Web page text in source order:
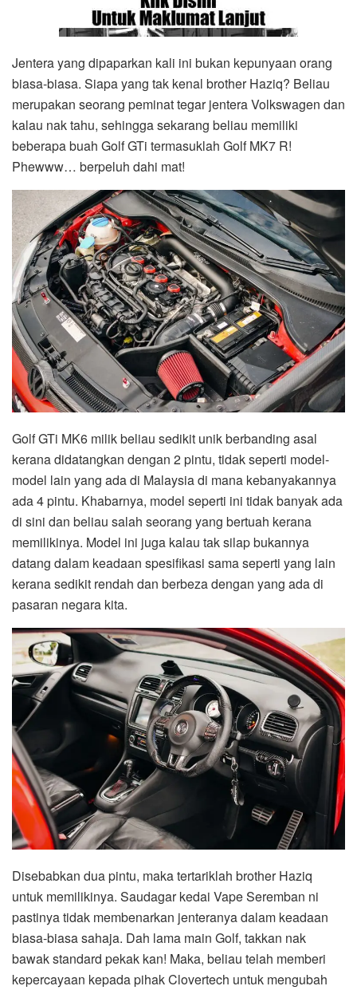
Jentera yang dipaparkan kali ini bukan kepunyaan orang
biasa-biasa. Siapa yang tak kenal brother Haziq? Beliau
merupakan seorang peminat tegar jentera Volkswagen dan
kalau nak tahu, sehingga sekarang beliau memiliki
beberapa buah Golf GTi termasuklah Golf MK7 R!
Phewww… berpeluh dahi mat!
Golf GTi MK6 milik beliau sedikit unik berbanding asal
kerana didatangkan dengan 2 pintu, tidak seperti model-
model lain yang ada di Malaysia di mana kebanyakannya
ada 4 pintu. Khabarnya, model seperti ini tidak banyak ada
di sini dan beliau salah seorang yang bertuah kerana
memilikinya. Model ini juga kalau tak silap bukannya
datang dalam keadaan spesifikasi sama seperti yang lain
kerana sedikit rendah dan berbeza dengan yang ada di
pasaran negara kita.
Disebabkan dua pintu, maka tertariklah brother Haziq
untuk memilikinya. Saudagar kedai Vape Seremban ni
pastinya tidak membenarkan jenteranya dalam keadaan
biasa-biasa sahaja. Dah lama main Golf, takkan nak
bawak standard pekak kan! Maka, beliau telah memberi
kepercayaan kepada pihak Clovertech untuk mengubah